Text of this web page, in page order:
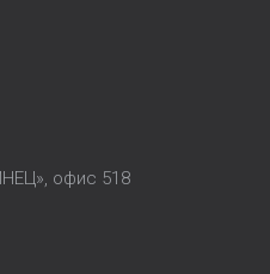
офис 518